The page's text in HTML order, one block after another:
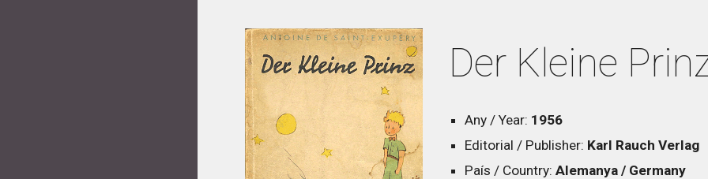
Der Kleine
Any / Year: 1956
Editorial / Publisher: Karl Rauch Verlag
País / Country: Alemanya / Germany